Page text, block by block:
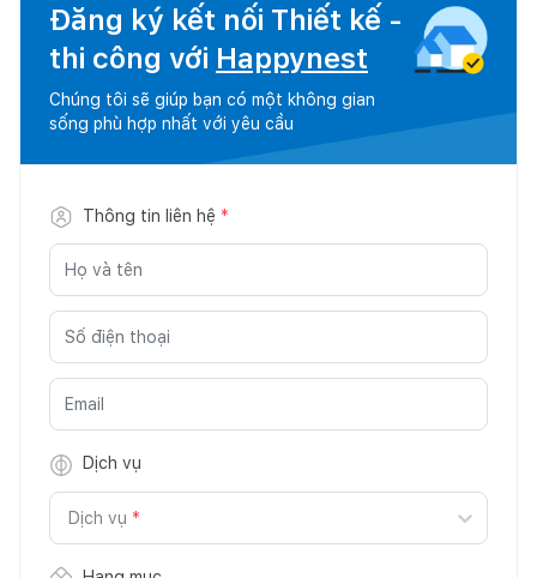
Đăng ký kết nối Thiết kế -
thi công với Happynest
Chúng tôi sẽ giúp bạn có một không gian
sống phù hợp nhất với yêu cầu
Thông tin liên hệ *
Dịch vụ
Dịch vụ *